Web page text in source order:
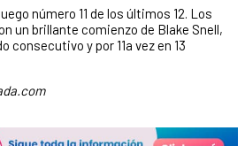
número 11 de los últimos 12. Los
un brillante comienzo de Blake Snell,
y por 11a vez en 13